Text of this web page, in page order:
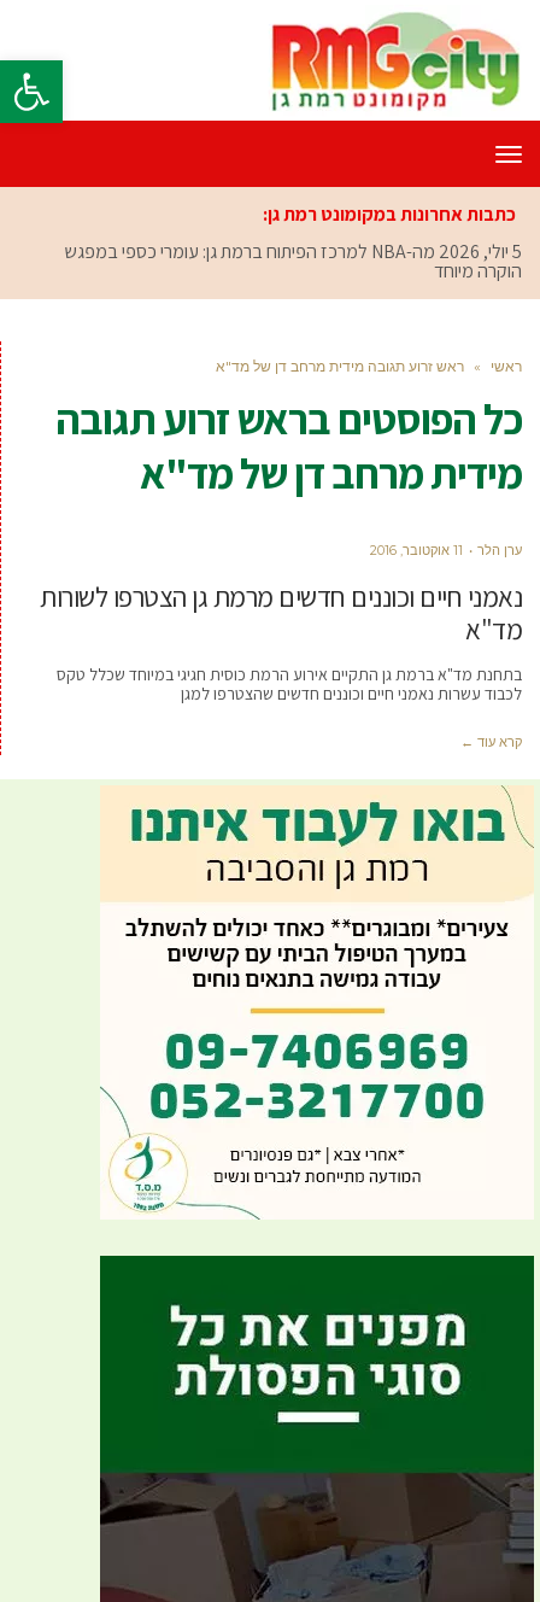
פתח
תפריט
כתבות אחרונות במקומונט רמת גן:
5 יולי, 2026
מה-NBA למרכז הפיתוח ברמת גן: עומרי כספי במפגש
הוקרה מיוחד
ראשי » ראש זרוע תגובה מידית מרחב דן של מד"א
כל הפוסטים בראש זרוע תגובה
מידית מרחב דן של מד"א
ערן הלר 11 אוקטובר, 2016
נאמני חיים וכוננים חדשים מרמת גן הצטרפו לשורות
מד"א
בתחנת מד"א ברמת גן התקיים אירוע הרמת כוסית חגיגי במיוחד שכלל טקס
לכבוד עשרות נאמני חיים וכוננים חדשים שהצטרפו למגן
קרא עוד ←